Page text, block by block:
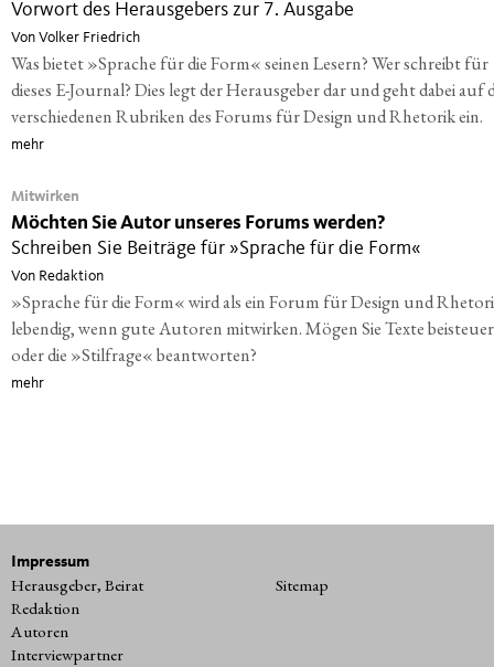
Vorwort des Herausgebers zur 7. Ausgabe
Von Volker Friedrich
Was bietet »Sprache für die Form« seinen Lesern? Wer schreibt für
dieses E-Journal? Dies legt der Herausgeber dar und geht dabei auf
verschiedenen Rubriken des Forums für Design und Rhetorik ein.
mehr
Mitwirken
Möchten Sie Autor unseres Forums werden?
Schreiben Sie Beiträge für »Sprache für die Form«
Von Redaktion
»Sprache für die Form« wird als ein Forum für Design und
lebendig, wenn gute Autoren mitwirken. Mögen Sie Texte
oder die »Stilfrage« beantworten?
mehr
Impressum
Herausgeber, Beirat
Redaktion
Autoren
Interviewpartner
Sitemap